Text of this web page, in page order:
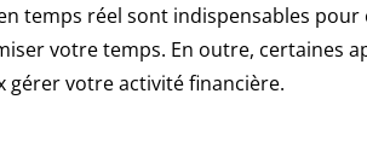
temps réel sont indispensables pour
votre temps. En outre, certaines
votre activité financière.